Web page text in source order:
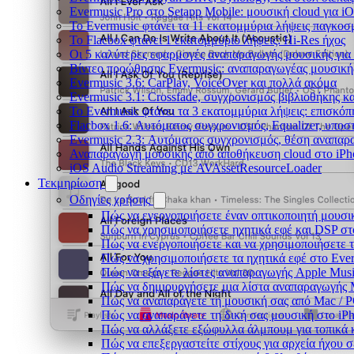
Evermusic Pro στο Setapp Mobile: μουσική cloud για
Το Evermusic φτάνει τα 11 εκατομμύρια λήψεις
Το Flacbox φτάνει 1 εκατομμύριο λήψεις: Hi-Res ήχος
Οι 5 καλύτερες εφαρμογές αναπαραγωγής μουσικής
Βίντεο προώθησης Evermusic: αναπαραγωγέας
Evermusic 3.6: CarPlay, VoiceOver και πολλά ακόμα
Evermusic 3.1: Crossfade, συγχρονισμός βιβλιοθήκης
Το Evermusic φτάνει τα 3 εκατομμύρια λήψεις:
Flacbox 1.6: Αυτόματος συγχρονισμός, Equalizer,
Evermusic 2.3: Αυτόματος συγχρονισμός, θέση
Αναπαραγωγή μουσικής από αποθήκευση cloud στο
iOS Audio Streaming με AVAssetResourceLoader
Τεκμηρίωση
Οδηγίες χρήσης
Πώς να ενεργοποιήσετε έναν οπτικοποιητή
Πώς να χρησιμοποιήσετε ηχητικά εφέ και DSP
Πώς να ενεργοποιήσετε και να
Πώς να χρησιμοποιήσετε τα ηχητικά εφέ στο
Πώς να εξάγετε λίστες αναπαραγωγής Apple
Πώς να δημιουργήσετε μια λίστα
Πώς να αναπαράγετε τη μουσική σας από Mac /
Πώς να αναπαράγετε τη δική σας μουσική στο
Πώς να αλλάξετε εξώφυλλα άλμπουμ για
Πώς να επεξεργαστείτε στίχους για αρχεία